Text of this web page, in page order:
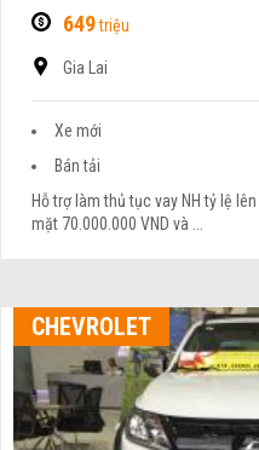
649triệu
Gia Lai
Xe mới
Bán tải
Hỗ trợ làm thủ tục vay NH tỷ lệ
mặt 70.000.000 VND và ...
CHEVROLET